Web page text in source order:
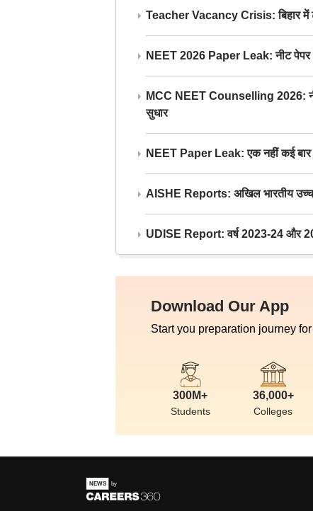
Teacher Vacancy Crisis: बिहार में
NEET 2026 Paper Leak: नीट पेपर
MCC NEET Counselling 2026:
सुधार
NEET Paper Leak: एक नहीं कई बार
AISHE Reports: अखिल भारतीय उच्च
UDISE Report: वर्ष 2023-24 और
Download Our App
Start you preparation journey
300M+
Students
36,000+
Colleges